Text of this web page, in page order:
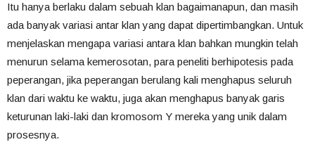
Itu hanya berlaku dalam sebuah klan bagaimanapun, dan masih
ada banyak variasi antar klan yang dapat dipertimbangkan. Untuk
menjelaskan mengapa variasi antara klan bahkan mungkin telah
menurun selama kemerosotan, para peneliti berhipotesis pada
peperangan, jika peperangan berulang kali menghapus seluruh
klan dari waktu ke waktu, juga akan menghapus banyak garis
keturunan laki-laki dan kromosom Y mereka yang unik dalam
prosesnya.